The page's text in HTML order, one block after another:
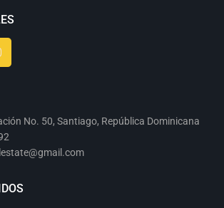
No. 50, Santiago, República Dominicana